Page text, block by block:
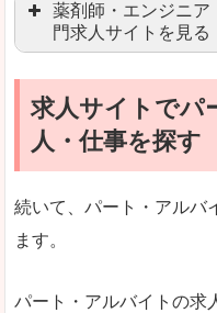
検索人気
使いやすさ
文字が大
薬剤師・エンジニア
門求人サイトを見る
マイナビ薬剤師
リクナビ薬剤師
ファルマスタッフ
薬キャリ(エムスリー)
ファーマキャリア
求人サイトでパ
人・仕事を探す
続いて、パート・アルバ
ます。
パート・アルバイトの求